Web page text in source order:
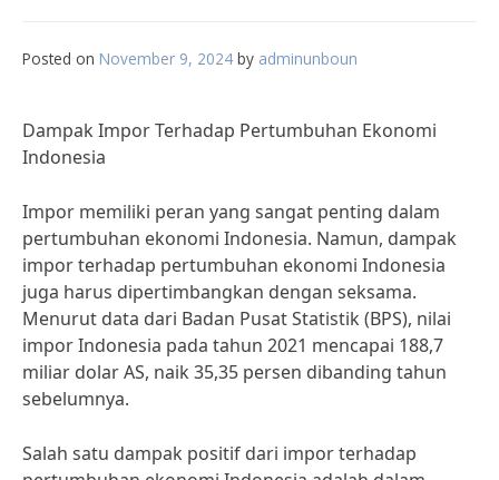
Posted on November 9, 2024 by adminunboun
Dampak Impor Terhadap Pertumbuhan Ekonomi
Indonesia
Impor memiliki peran yang sangat penting dalam
pertumbuhan ekonomi Indonesia. Namun, dampak
impor terhadap pertumbuhan ekonomi Indonesia
juga harus dipertimbangkan dengan seksama.
Menurut data dari Badan Pusat Statistik (BPS), nilai
impor Indonesia pada tahun 2021 mencapai 188,7
miliar dolar AS, naik 35,35 persen dibanding tahun
sebelumnya.
Salah satu dampak positif dari impor terhadap